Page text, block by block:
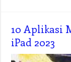
10 Aplikasi
iPad 2023